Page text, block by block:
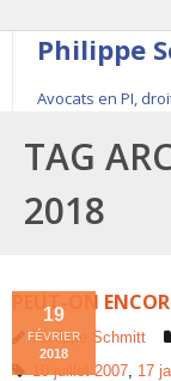
Philippe
Avocats en PI,
45, rue
54
Contact
Le fondateur
Publications
TAG
2018
PEUT-ON
19
FÉVRIER
2018
Philippe Schmitt
10 juillet 2007, 17